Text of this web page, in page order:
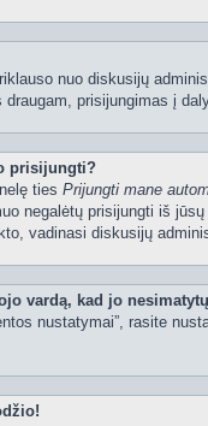
nuo diskusijų
prisijungimas į
prisijungti?
ties Prijungti mane
negalėtų prisijungti iš
vadinasi diskusijų
vardą, kad jo
nustatymai”, rasite